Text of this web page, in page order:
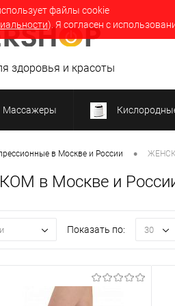
файлы cookie
). Я согласен с
здоровья и красоты
Массажеры
в Москве и России •
в Москве и
Показать по: 30